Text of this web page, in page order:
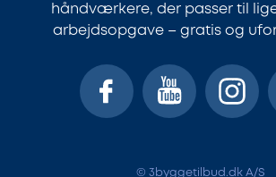
håndværkere, der passer til
arbejdsopgave – gratis og
© 3byggetilbud.dk A/S